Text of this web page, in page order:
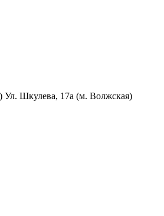
Ул. Шкулева, 17а (м. Волжская)